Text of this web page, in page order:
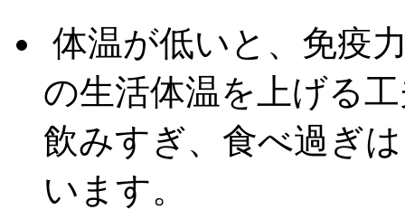
体温が低いと、免疫
の生活体温を上げる
飲みすぎ、食べ過ぎ
います。